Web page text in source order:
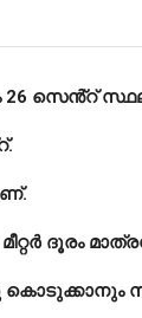
26 സെൻ്റ്
ദൂരം
കൊടുക്കാനും